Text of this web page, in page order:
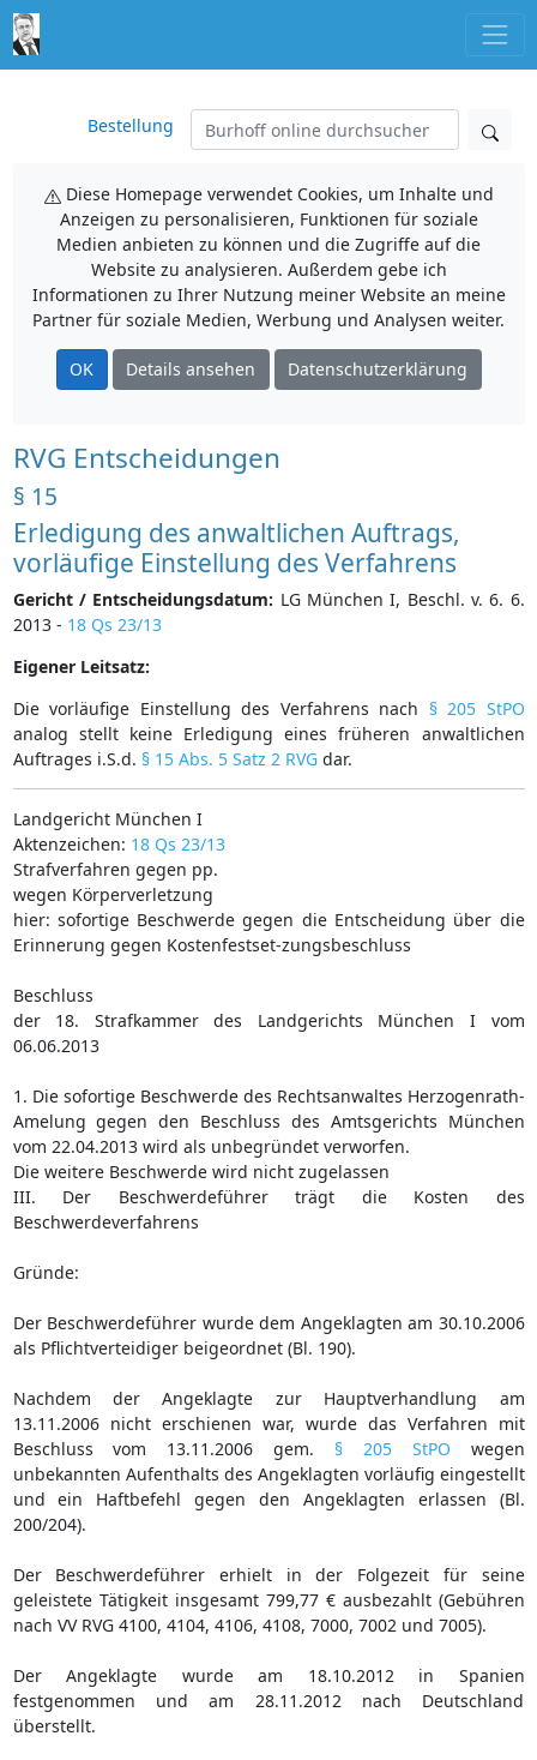
Bestellung
Diese Homepage verwendet Cookies, um Inhalte und
Anzeigen zu personalisieren, Funktionen für soziale
Medien anbieten zu können und die Zugriffe auf die
Website zu analysieren. Außerdem gebe ich
Informationen zu Ihrer Nutzung meiner Website an meine
Partner für soziale Medien, Werbung und Analysen weiter.
OK Details ansehen Datenschutzerklärung
RVG Entscheidungen
§ 15
Erledigung des anwaltlichen Auftrags,
vorläufige Einstellung des Verfahrens
Gericht / Entscheidungsdatum: LG München I, Beschl. v. 6. 6.
2013 - 18 Qs 23/13
Eigener Leitsatz:
Die vorläufige Einstellung des Verfahrens nach § 205 StPO
analog stellt keine Erledigung eines früheren anwaltlichen
Auftrages i.S.d. § 15 Abs. 5 Satz 2 RVGdar.
Landgericht München I
Aktenzeichen: 18 Qs 23/13
Strafverfahren gegen pp.
wegen Körperverletzung
hier: sofortige Beschwerde gegen die Entscheidung über die
Erinnerung gegen Kostenfestset-zungsbeschluss
Beschluss
der 18. Strafkammer des Landgerichts München I vom
06.06.2013
1. Die sofortige Beschwerde des Rechtsanwaltes Herzogenrath-
Amelung gegen den Beschluss des Amtsgerichts München
vom 22.04.2013 wird als unbegründet verworfen.
Die weitere Beschwerde wird nicht zugelassen
III. Der Beschwerdeführer trägt die Kosten des
Beschwerdeverfahrens
Gründe:
Der Beschwerdeführer wurde dem Angeklagten am 30.10.2006
als Pflichtverteidiger beigeordnet (Bl. 190).
Nachdem der Angeklagte zur Hauptverhandlung am
13.11.2006 nicht erschienen war, wurde das Verfahren mit
Beschluss vom 13.11.2006 gem. § 205 StPO wegen
unbekannten Aufenthalts des Angeklagten vorläufig eingestellt
und ein Haftbefehl gegen den Angeklagten erlassen (Bl.
200/204).
Der Beschwerdeführer erhielt in der Folgezeit für seine
geleistete Tätigkeit insgesamt 799,77 € ausbezahlt (Gebühren
nach VV RVG 4100, 4104, 4106, 4108, 7000, 7002 und 7005).
Der Angeklagte wurde am 18.10.2012 in Spanien
festgenommen und am 28.11.2012 nach Deutschland
überstellt.